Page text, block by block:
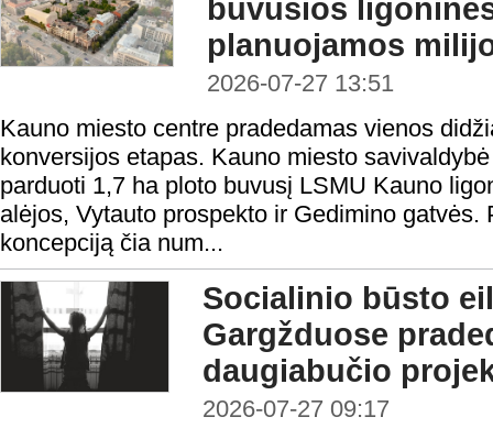
buvusios
planuojamos
2026-07-27 13:51
Kauno miesto centre pradedamas vienos
konversijos etapas. Kauno miesto
parduoti 1,7 ha ploto buvusį LSMU Kauno
alėjos, Vytauto prospekto ir Gedimino gatvės.
koncepciją čia num...
Socialinio būsto
Gargžduose
daugiabučio
2026-07-27 09:17